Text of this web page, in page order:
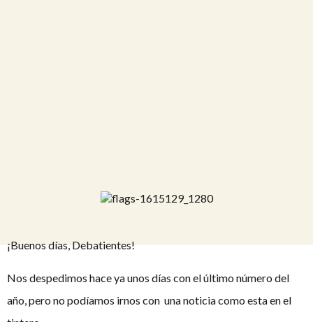
¡Buenos días, Debatientes!
Nos despedimos hace ya unos días con el último número del
año, pero no podíamos irnos con una noticia como esta en el